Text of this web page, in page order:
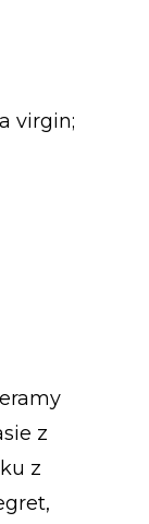
virgin;
z
z